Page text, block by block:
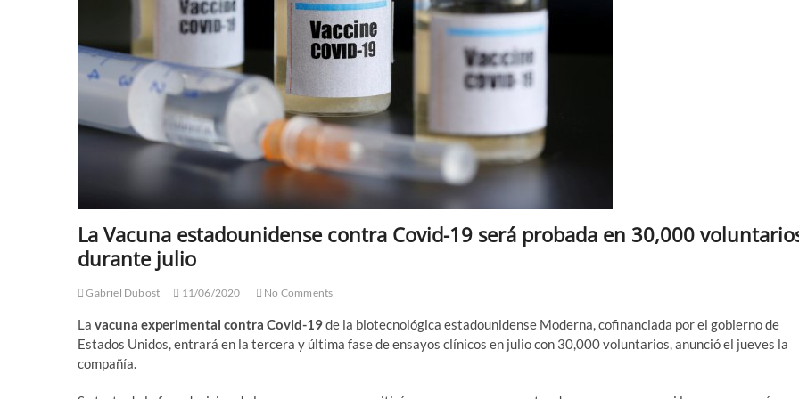
La Vacuna estadounidense contra Covid-19 será probada en 30,000
durante julio
Gabriel Dubost 11/06/2020 No Comments
La vacuna experimental contra Covid-19de la biotecnológica estadounidense Moderna, cofinanciada por el gobierno de
Estados Unidos, entrará en la tercera y última fase de ensayos clínicos en julio con 30,000 voluntarios, anunció el jueves la
compañía.